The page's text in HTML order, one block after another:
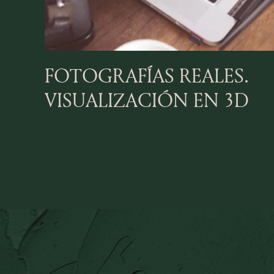
FOTOGRAFÍAS REALES.
VISUALIZACIÓN EN 3D